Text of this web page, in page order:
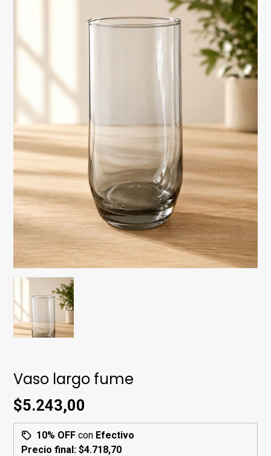
Vaso largo fume
$5.243,00
10% OFF con Efectivo
Precio final:$4.718,70